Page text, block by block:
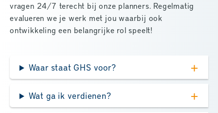
vragen 24/7 terecht bij onze planners. Regelmatig
evalueren we je werk met jou waarbij ook
ontwikkeling een belangrijke rol speelt!
Waar staat GHS voor?
Wat ga ik verdienen?